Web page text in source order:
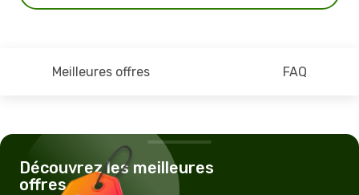
Meilleures offres FAQ
Découvrez les meilleures
offres